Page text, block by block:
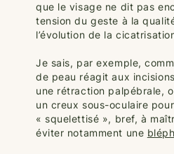
que le visage ne dit pas
tension du geste à la
l’évolution de la
Je sais, par exemple,
de peau réagit aux
une rétraction palpébrale,
un creux sous-oculaire
« squelettisé », bref, à
éviter notamment une